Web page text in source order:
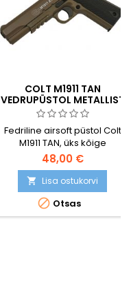
COLT M1911 TAN
VEDRUPÜSTOL METALLIST
LIUGURIGA
Fedriline airsoft püstol Colt
M1911 TAN, üks kõige
realistlikumaid vedru
replikaid - võimas, täpne,
meeldiv käes hoida ja lihtne
kasutada. Desert camo ja
rööbas tarvikute
paigaldamiseks.
48,00 €
 Lisa ostukorvi
 Otsas